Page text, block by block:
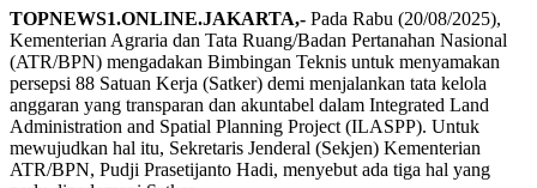
TOPNEWS1.ONLINE.JAKARTA,- Pada Rabu (20/08/2025),
Kementerian Agraria dan Tata Ruang/Badan Pertanahan Nasional
(ATR/BPN) mengadakan Bimbingan Teknis untuk menyamakan
persepsi 88 Satuan Kerja (Satker) demi menjalankan tata kelola
anggaran yang transparan dan akuntabel dalam Integrated Land
Administration and Spatial Planning Project (ILASPP). Untuk
mewujudkan hal itu, Sekretaris Jenderal (Sekjen) Kementerian
ATR/BPN, Pudji Prasetijanto Hadi, menyebut ada tiga hal yang